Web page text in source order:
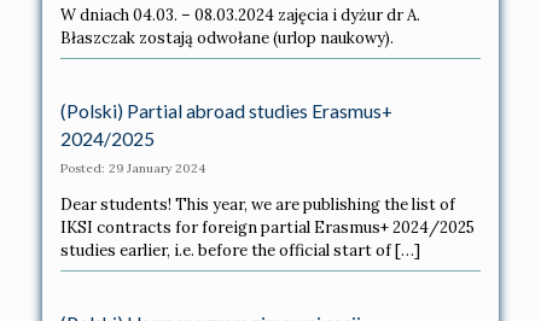
W dniach 04.03. – 08.03.2024 zajęcia i dyżur dr A.
Błaszczak zostają odwołane (urlop naukowy).
(Polski) Partial abroad studies Erasmus+
2024/2025
Posted: 29 January 2024
Dear students! This year, we are publishing the list of
IKSI contracts for foreign partial Erasmus+ 2024/2025
studies earlier, i.e. before the official start of […]